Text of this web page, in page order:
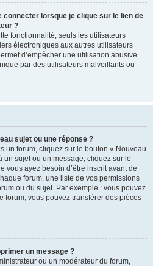
connecter lorsque je clique sur le lien de
?
fonctionnalité, seuls les utilisateurs
électroniques aux autres utilisateurs
d’empêcher une utilisation abusive
par des utilisateurs malveillants ou
sujet ou une réponse ?
un forum, cliquez sur le bouton « Nouveau
sujet ou un message, cliquez sur le
vous ayez besoin d’être inscrit avant de
forum, une liste de vos permissions
ou du sujet. Par exemple : vous pouvez
forum, vous pouvez transférer des pièces
un message ?
ou un modérateur du forum,